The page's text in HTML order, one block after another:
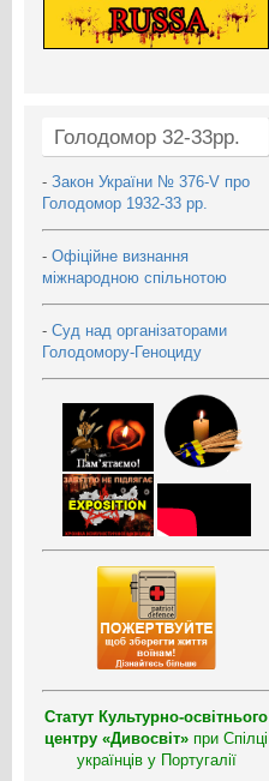
Голодомор 32-33рр.
- Закон України № 376-V про
Голодомор 1932-33 рр.
- Офіційне визнання
міжнародною спільнотою
- Суд над організаторами
Голодомору-Геноциду
Статут Культурно-освітнього
центру «Дивосвіт» при Спілці
українців у Португалії